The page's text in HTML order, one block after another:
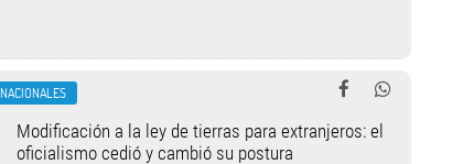
NACIONALES
Modificación a la ley de tierras para extranjeros: el
oficialismo cedió y cambió su postura